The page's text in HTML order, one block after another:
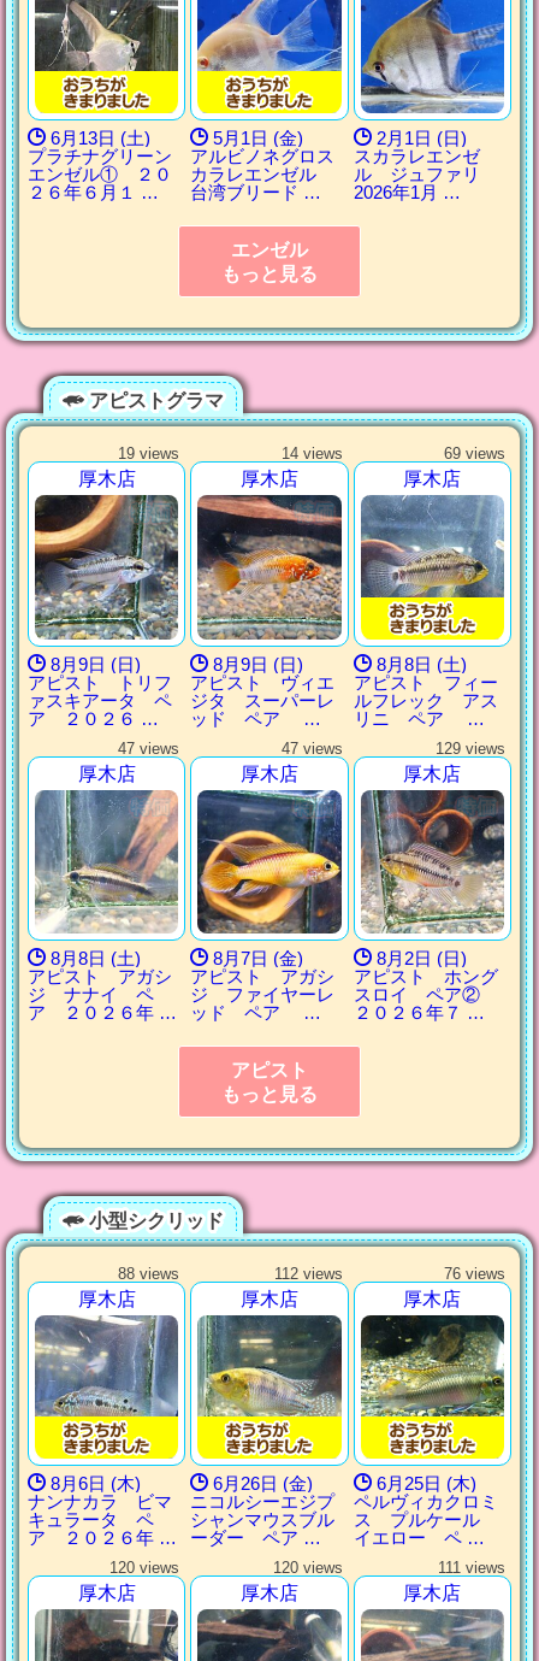
6月13日 (土)
プラチナグリーン
エンゼル① ２０
２６年６月１ …
5月1日 (金)
アルビノネグロス
カラレエンゼル
台湾ブリード …
2月1日 (日)
スカラレエンゼ
ル ジュファリ
2026年1月 …
エンゼル
もっと見る
アピストグラマ
19 views
厚木店
8月9日 (日)
アピスト トリフ
ァスキアータ ペ
ア ２０２６ …
14 views
厚木店
8月9日 (日)
アピスト ヴィエ
ジタ スーパーレ
ッド ペア …
69 views
厚木店
8月8日 (土)
アピスト フィー
ルフレック アス
リニ ペア …
47 views
厚木店
8月8日 (土)
アピスト アガシ
ジ ナナイ ペ
ア ２０２６年 …
47 views
厚木店
8月7日 (金)
アピスト アガシ
ジ ファイヤーレ
ッド ペア …
129 views
厚木店
8月2日 (日)
アピスト ホング
スロイ ペア②
２０２６年７ …
アピスト
もっと見る
小型シクリッド
88 views
厚木店
8月6日 (木)
ナンナカラ ビマ
キュラータ ペ
ア ２０２６年 …
112 views
厚木店
6月26日 (金)
ニコルシーエジプ
シャンマウスブル
ーダー ペア …
76 views
厚木店
6月25日 (木)
ペルヴィカクロミ
ス プルケール
イエロー ペ …
120 views
厚木店
120 views
厚木店
111 views
厚木店